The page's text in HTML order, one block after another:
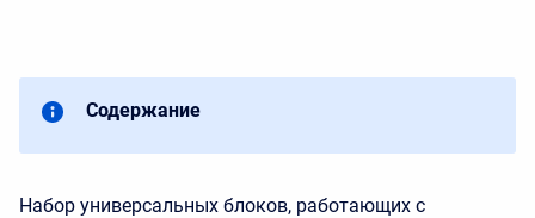
Содержание
Набор универсальных блоков, работающих с